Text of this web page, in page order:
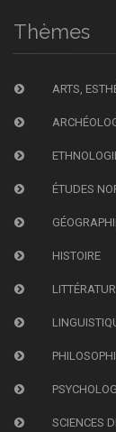
Thèmes
ARTS,
ÉTUDES
HISTOIRE
SCIENCES